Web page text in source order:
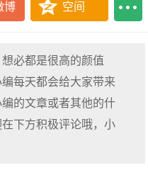
博 空间
必都是很高的颜值
每天都会给大家带来
的文章或者其他的什
下方积极评论哦，小